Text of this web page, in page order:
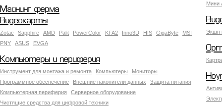
Мини
Майнинг ферма
Экшн
Видеокарты
Zotac Sapphire AMD Palit PowerColor KFA2 Inno3D HIS GigaByte
MSI
PNY
ASUS EVGA
Компьютеры и периферия
Инструмент для монтажа и ремонта Компьютеры
Мониторы
Программное обеспечение
Внешние накопители данных
Защита питания
Компьютерная периферия
Серверное оборудование
Чистящие средства для цифровой техники